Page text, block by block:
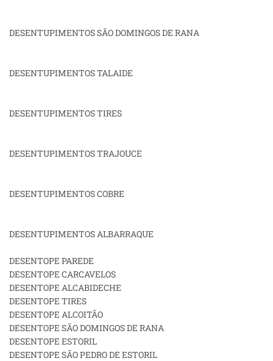
DESENTUPIMENTOS SÃO DOMINGOS DE RANA
DESENTUPIMENTOS TALAIDE
DESENTUPIMENTOS TIRES
DESENTUPIMENTOS TRAJOUCE
DESENTUPIMENTOS COBRE
DESENTUPIMENTOS ALBARRAQUE
DESENTOPE PAREDE
DESENTOPE CARCAVELOS
DESENTOPE ALCABIDECHE
DESENTOPE TIRES
DESENTOPE ALCOITÃO
DESENTOPE SÃO DOMINGOS DE RANA
DESENTOPE ESTORIL
DESENTOPE SÃO PEDRO DE ESTORIL